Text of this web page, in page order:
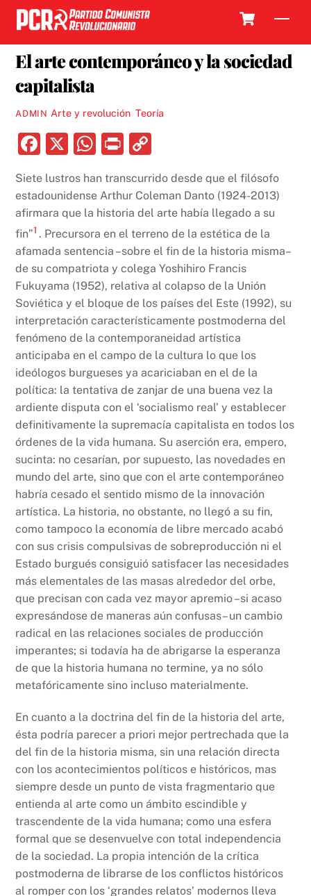
Skip
content
El arte contemporáneo y la sociedad
capitalista
ADMIN Arte y revolución, Teoría
F
c
e
b
o
o
k
X
W
at
s
A
p
p
P
nt p
y
Li
n
k
Siete lustros han transcurrido desde que el filósofo
estadounidense Arthur Coleman Danto (1924-2013)
afirmara que la historia del arte había llegado a su
fin”1 . Precursora en el terreno de la estética de la
afamada sentencia –sobre el fin de la historia misma–
de su compatriota y colega Yoshihiro Francis
Fukuyama (1952), relativa al colapso de la Unión
Soviética y el bloque de los países del Este (1992), su
interpretación característicamente postmoderna del
fenómeno de la contemporaneidad artística
anticipaba en el campo de la cultura lo que los
ideólogos burgueses ya acariciaban en el de la
política: la tentativa de zanjar de una buena vez la
ardiente disputa con el ‘socialismo real’ y establecer
definitivamente la supremacía capitalista en todos los
órdenes de la vida humana. Su aserción era, empero,
sucinta: no cesarían, por supuesto, las novedades en
mundo del arte, sino que con el arte contemporáneo
habría cesado el sentido mismo de la innovación
artística. La historia, no obstante, no llegó a su fin,
como tampoco la economía de libre mercado acabó
con sus crisis compulsivas de sobreproducción ni el
Estado burgués consiguió satisfacer las necesidades
más elementales de las masas alrededor del orbe,
que precisan con cada vez mayor apremio –si acaso
expresándose de maneras aún confusas– un cambio
radical en las relaciones sociales de producción
imperantes; si todavía ha de abrigarse la esperanza
de que la historia humana no termine, ya no sólo
metafóricamente sino incluso materialmente.
En cuanto a la doctrina del fin de la historia del arte,
ésta podría parecer a priori mejor pertrechada que la
del fin de la historia misma, sin una relación directa
con los acontecimientos políticos e históricos, mas
siempre desde un punto de vista fragmentario que
entienda al arte como un ámbito escindible y
trascendente de la vida humana; como una esfera
formal que se desenvuelve con total independencia
de la sociedad. La propia intención de la crítica
postmoderna de librarse de los conflictos históricos
al romper con los ‘grandes relatos’ modernos lleva